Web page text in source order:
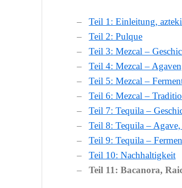
Teil 1: Einleitung,
Teil 2: Pulque
Teil 3: Mezcal –
Teil 4: Mezcal –
Teil 5: Mezcal –
Teil 6: Mezcal –
Teil 7: Tequila –
Teil 8: Tequila –
Teil 9: Tequila –
Teil 10: Nachhaltigkeit
Teil 11: Bacanora,